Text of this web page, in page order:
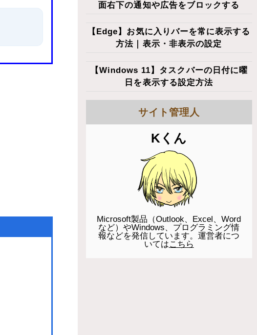
面右下の通知や広告をブロックする
【Edge】お気に入りバーを常に表示する
方法｜表示・非表示の設定
【Windows 11】タスクバーの日付に曜
日を表示する設定方法
サイト管理人
Kくん
Microsoft製品（Outlook、Excel、Word
など）やWindows、プログラミング情
報などを発信しています。運営者につ
いてはこちら